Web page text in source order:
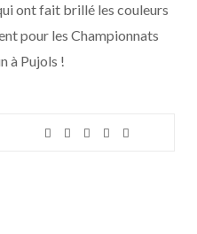
ont fait brillé les couleurs
pour les Championnats
à Pujols !